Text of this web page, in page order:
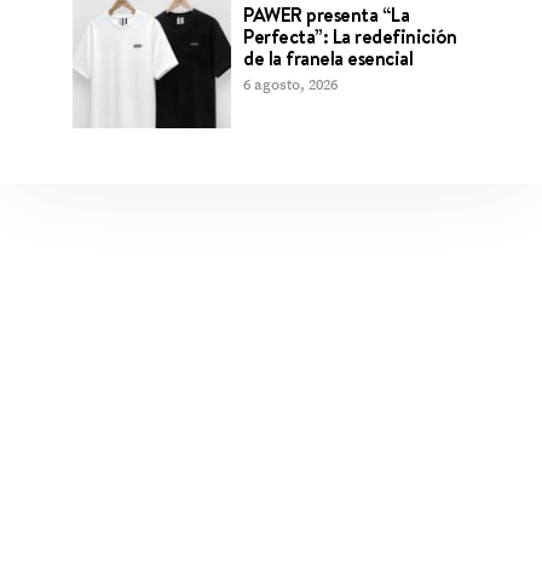
PAWER presenta “La
Perfecta”: La redefinición
de la franela esencial
6 agosto, 2026